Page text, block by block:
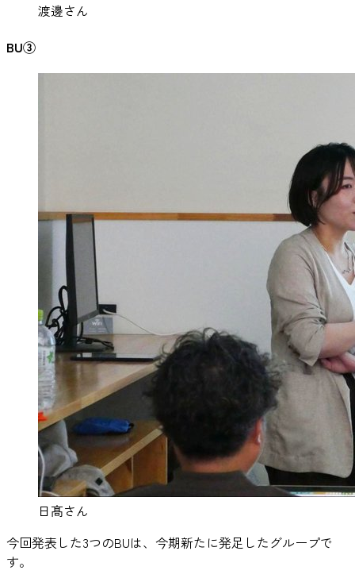
渡邊さん
BU③
日髙さん
今回発表した3つのBUは、今期新たに発足したグループで
す。